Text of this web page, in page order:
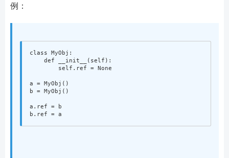
例：
class MyObj :
def
__init__ ( self ):
self . ref = None
a = MyObj ()
b
= MyObj ()
a . ref =
b
b . ref = a